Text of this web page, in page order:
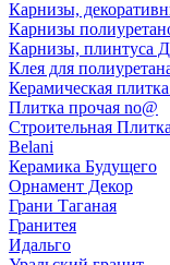
Карнизы,
Карнизы
Карнизы, плинтуса
Клея для
Керамическая
Плитка прочая no@
Строительная
Belani
Керамика Будущего
Орнамент Декор
Грани Таганая
Гранитея
Идальго